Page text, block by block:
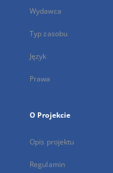
Wydawca
Typ zasobu
Język
Prawa
O Projekcie
Opis projektu
Regulamin